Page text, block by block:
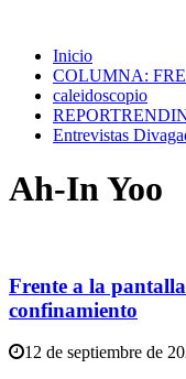
Inicio
COLUMNA:
caleidoscopio
Entrevistas
Ah-In Yoo
Frente a la
confinamiento
12 de septiembre de